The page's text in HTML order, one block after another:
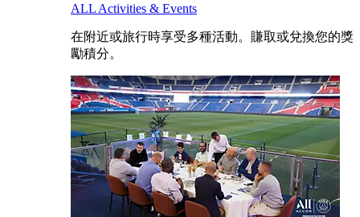
ALL Activities & Events
在附近或旅行時享受多種活動。賺取或兌換您的獎
勵積分。